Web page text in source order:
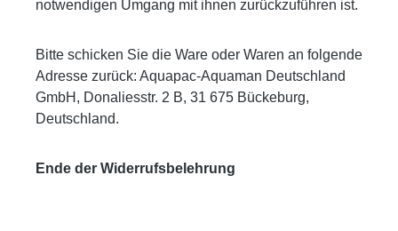
notwendigen Umgang mit ihnen zurückzuführen ist.
Bitte schicken Sie die Ware oder Waren an folgende
Adresse zurück: Aquapac-Aquaman Deutschland
GmbH, Donaliesstr. 2 B, 31 675 Bückeburg,
Deutschland.
Ende der Widerrufsbelehrung